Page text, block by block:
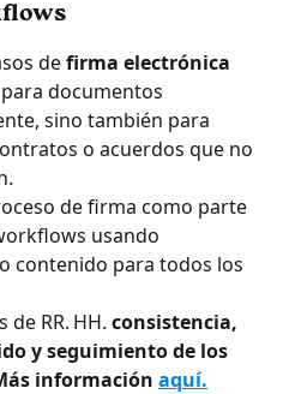
de firma electrónica
documentos
sino también para
o acuerdos que no
de firma como parte
usando
contenido para todos los
RR. HH. consistencia,
y seguimiento de los
información aquí.